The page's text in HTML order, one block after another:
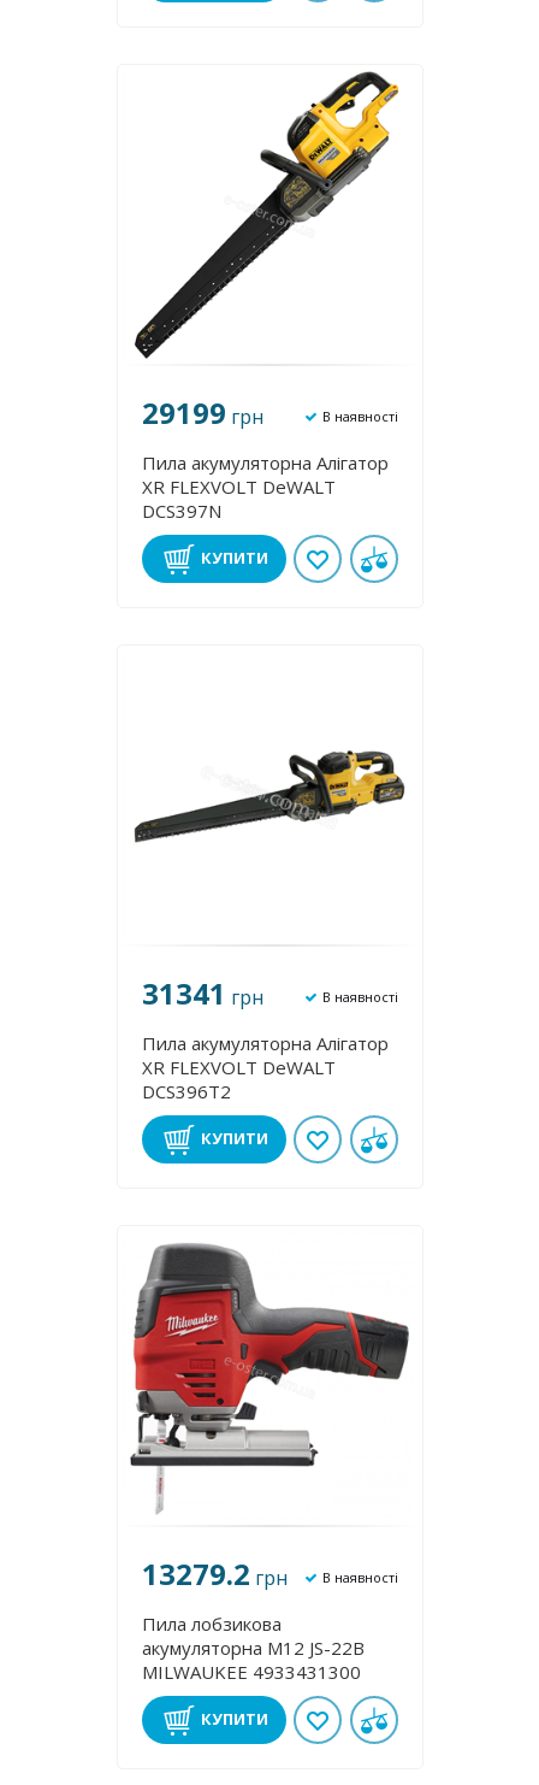
29199 грн В наявності
Пила акумуляторна Алігатор
XR FLEXVOLT DeWALT
DCS397N
КУПИТИ
31341 грн В наявності
Пила акумуляторна Алігатор
XR FLEXVOLT DeWALT
DCS396T2
КУПИТИ
13279.2 грн В наявності
Пила лобзикова
акумуляторна M12 JS-22B
MILWAUKEE 4933431300
КУПИТИ